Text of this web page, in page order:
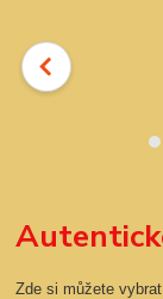
Zde si můžete